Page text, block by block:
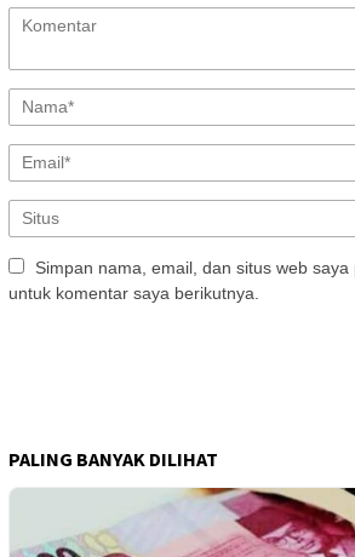
Simpan nama, email, dan situs web
untuk komentar saya berikutnya.
PALING BANYAK DILIHAT